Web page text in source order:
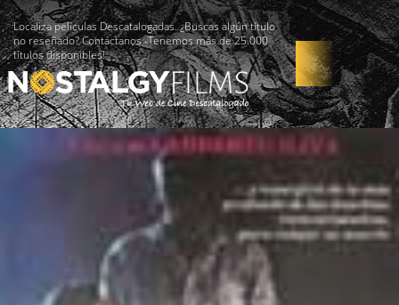
Localiza películas Descatalogadas. ¿Buscas algún título
no reseñado? Contáctanos -Tenemos más de 25.000
títulos disponibles!